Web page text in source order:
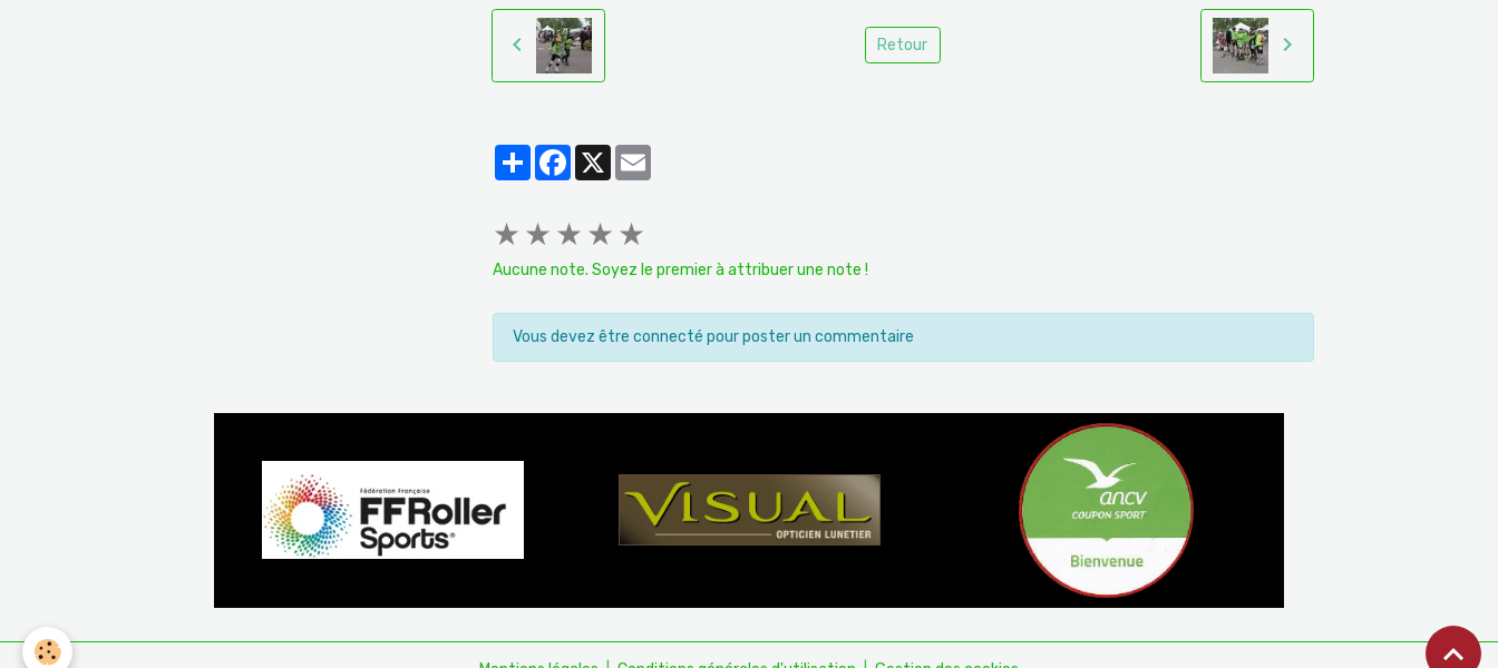
Retour
PartagerFacebook
X Email
★ ★ ★ ★ ★
Aucune note. Soyez le premier à attribuer une note !
Vous devez être connecté pour poster un commentaire